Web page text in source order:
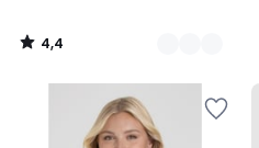
4,4
/